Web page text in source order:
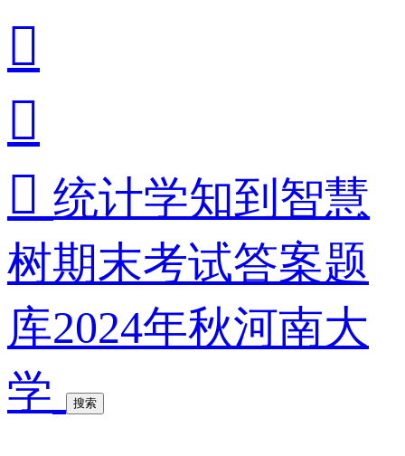


 统计学知到智慧
树期末考试答案题
库2024年秋河南大
学
搜索